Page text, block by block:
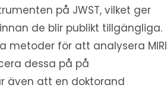
på JWST, vilket ger
de blir publikt tillgängliga.
metoder för att analysera MIRI
dessa på på
även att en doktorand